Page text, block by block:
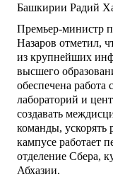
Башкирии Радий
Премьер-министр
Назаров отметил,
из крупнейших
высшего
обеспечена работа
лабораторий и
создавать
команды, ускорять
кампусе работает
отделение Сбера,
Абхазии.